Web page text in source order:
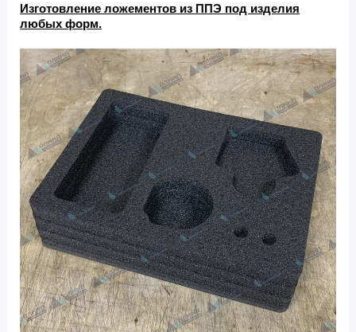
Изготовление ложементов из ППЭ под изделия
любых форм.